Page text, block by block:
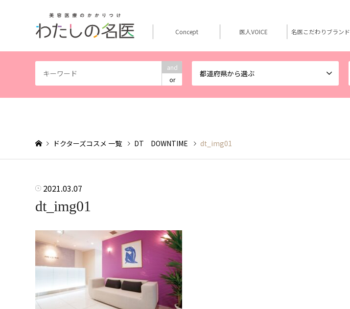
and
or
都道府県から選ぶ
Concept 医人VOICE 名医こだわりブランド
ドクターズコスメ 一覧 DT DOWNTIME dt_img01
2021.03.07
dt_img01